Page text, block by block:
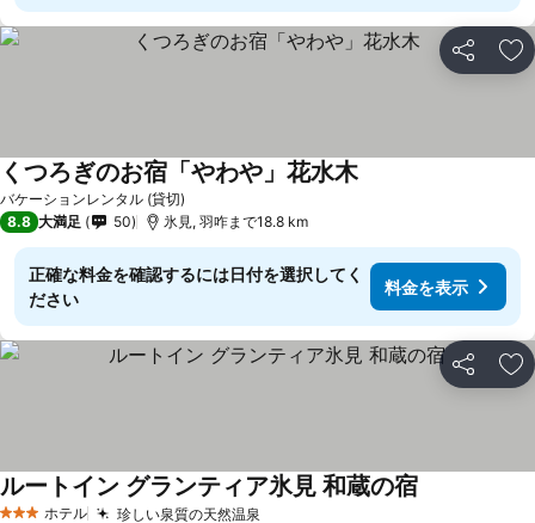
シェア お
バケーションレンタル (貸切)
くつろぎのお宿「やわや」花水木
8.8 大満足 50 氷見, 羽咋まで18.8 km
正確な料金を確認するには日付を選択してく
ださい
料金を表示
シェア お
ホテル 珍しい泉質の天然温泉
ルートイン グランティア氷見 和蔵の宿